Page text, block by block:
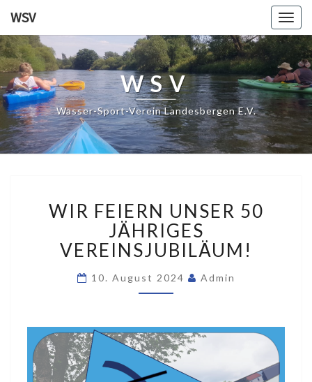
WSV
WSV
Wasser-Sport-Verein Landesbergen E.V.
FEIERN
UNSER
50
JÄHRIGES
VEREINSJUBILÄUM!
WIR FEIERN UNSER 50
JÄHRIGES
VEREINSJUBILÄUM!
10. August 2024 Admin